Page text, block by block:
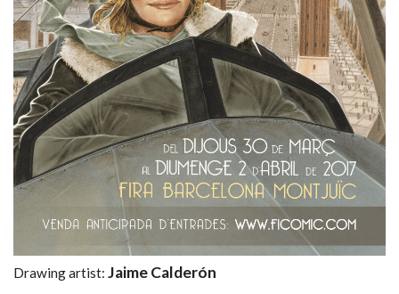
Drawing artist: Jaime Calderón